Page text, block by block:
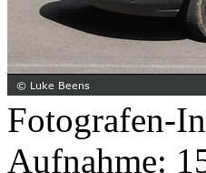
Fotografen-
Aufnahme: